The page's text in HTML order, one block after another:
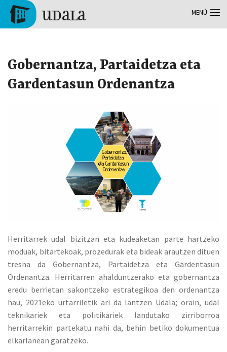
Pasar al contenido principal
Gobernantza, Partaidetza eta
Gardentasun Ordenantza
Herritarrek udal bizitzan eta kudeaketan parte hartzeko
moduak, bitartekoak, prozedurak eta bideak arautzen dituen
tresna da Gobernantza, Partaidetza eta Gardentasun
Ordenantza. Herritarren ahalduntzerako eta gobernantza
eredu berrietan sakontzeko estrategikoa den ordenantza
hau, 2021eko urtarriletik ari da lantzen Udala; orain, udal
teknikariek eta politikariek landutako zirriborroa
herritarrekin partekatu nahi da, behin betiko dokumentua
elkarlanean garatzeko.
MENÚ